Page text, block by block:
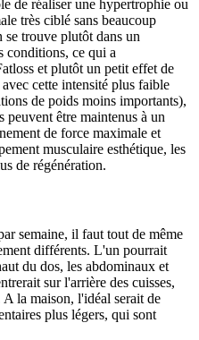
de réaliser une hypertrophie ou
très ciblé sans beaucoup
se trouve plutôt dans un
conditions, ce qui a
et plutôt un petit effet de
cette intensité plus faible
de poids moins importants),
être maintenus à un
de force maximale et
musculaire esthétique, les
de régénération.
semaine, il faut tout de même
différents. L'un pourrait
du dos, les abdominaux et
sur l'arrière des cuisses,
A la maison, l'idéal serait de
plus légers, qui sont